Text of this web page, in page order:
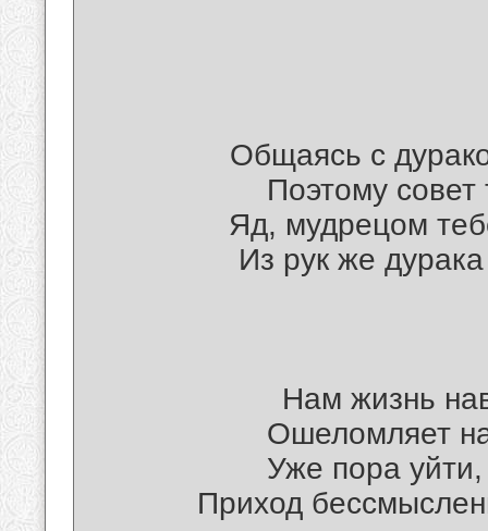
Общаясь с
Поэтому
Яд, мудрецом
Из рук же
Нам жизнь
Ошеломляет
Уже пора
Приход